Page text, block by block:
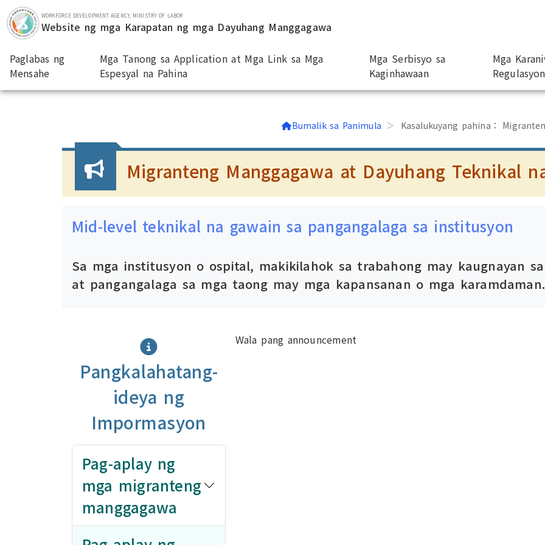
Lumaktaw sa bloke ng pangunahing nilalaman
WORKFORCE DEVELOPMENT AGENCY, MINISTRY OF LABOR
Website ng mga Karapatan ng mga Dayuhang Manggagawa
Paglabas ng
Mensahe
Mga Tanong sa Application at Mga Link sa Mga
Espesyal na Pahina
Mga Serbisyo sa
Kaginhawaan
Mga
Bumalik sa Panimula Kasalukuyang pahina：
Migranteng Manggagawa at Dayuhang Teknikal
Mid-level teknikal na gawain sa pangangalaga sa institusyon
Sa mga institusyon o ospital, makikilahok sa trabahong may kaugnayan
at pangangalaga sa mga taong may mga kapansanan o mga karamdaman.
Pangkalahatang-
ideya ng
Impormasyon
Pag-aplay ng
mga migranteng
manggagawa
Wala pang announcement